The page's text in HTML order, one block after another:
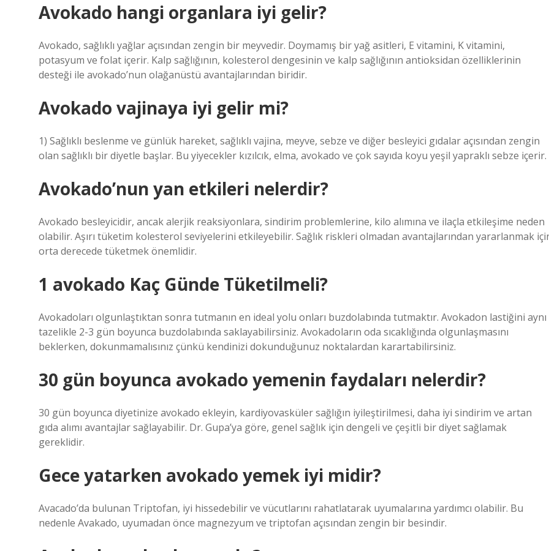
Avokado hangi organlara iyi gelir?
Avokado, sağlıklı yağlar açısından zengin bir meyvedir. Doymamış bir yağ asitleri, E vitamini, K vitamini,
potasyum ve folat içerir. Kalp sağlığının, kolesterol dengesinin ve kalp sağlığının antioksidan özelliklerinin
desteği ile avokado’nun olağanüstü avantajlarından biridir.
Avokado vajinaya iyi gelir mi?
1) Sağlıklı beslenme ve günlük hareket, sağlıklı vajina, meyve, sebze ve diğer besleyici gıdalar açısından zengin
olan sağlıklı bir diyetle başlar. Bu yiyecekler kızılcık, elma, avokado ve çok sayıda koyu yeşil yapraklı sebze içerir.
Avokado’nun yan etkileri nelerdir?
Avokado besleyicidir, ancak alerjik reaksiyonlara, sindirim problemlerine, kilo alımına ve ilaçla etkileşime neden
olabilir. Aşırı tüketim kolesterol seviyelerini etkileyebilir. Sağlık riskleri olmadan avantajlarından yararlanmak
orta derecede tüketmek önemlidir.
1 avokado Kaç Günde Tüketilmeli?
Avokadoları olgunlaştıktan sonra tutmanın en ideal yolu onları buzdolabında tutmaktır. Avokadon lastiğini aynı
tazelikle 2-3 gün boyunca buzdolabında saklayabilirsiniz. Avokadoların oda sıcaklığında olgunlaşmasını
beklerken, dokunmamalısınız çünkü kendinizi dokunduğunuz noktalardan karartabilirsiniz.
30 gün boyunca avokado yemenin faydaları nelerdir?
30 gün boyunca diyetinize avokado ekleyin, kardiyovasküler sağlığın iyileştirilmesi, daha iyi sindirim ve artan
gıda alımı avantajlar sağlayabilir. Dr. Gupa’ya göre, genel sağlık için dengeli ve çeşitli bir diyet sağlamak
gereklidir.
Gece yatarken avokado yemek iyi midir?
Avacado’da bulunan Triptofan, iyi hissedebilir ve vücutlarını rahatlatarak uyumalarına yardımcı olabilir. Bu
nedenle Avakado, uyumadan önce magnezyum ve triptofan açısından zengin bir besindir.